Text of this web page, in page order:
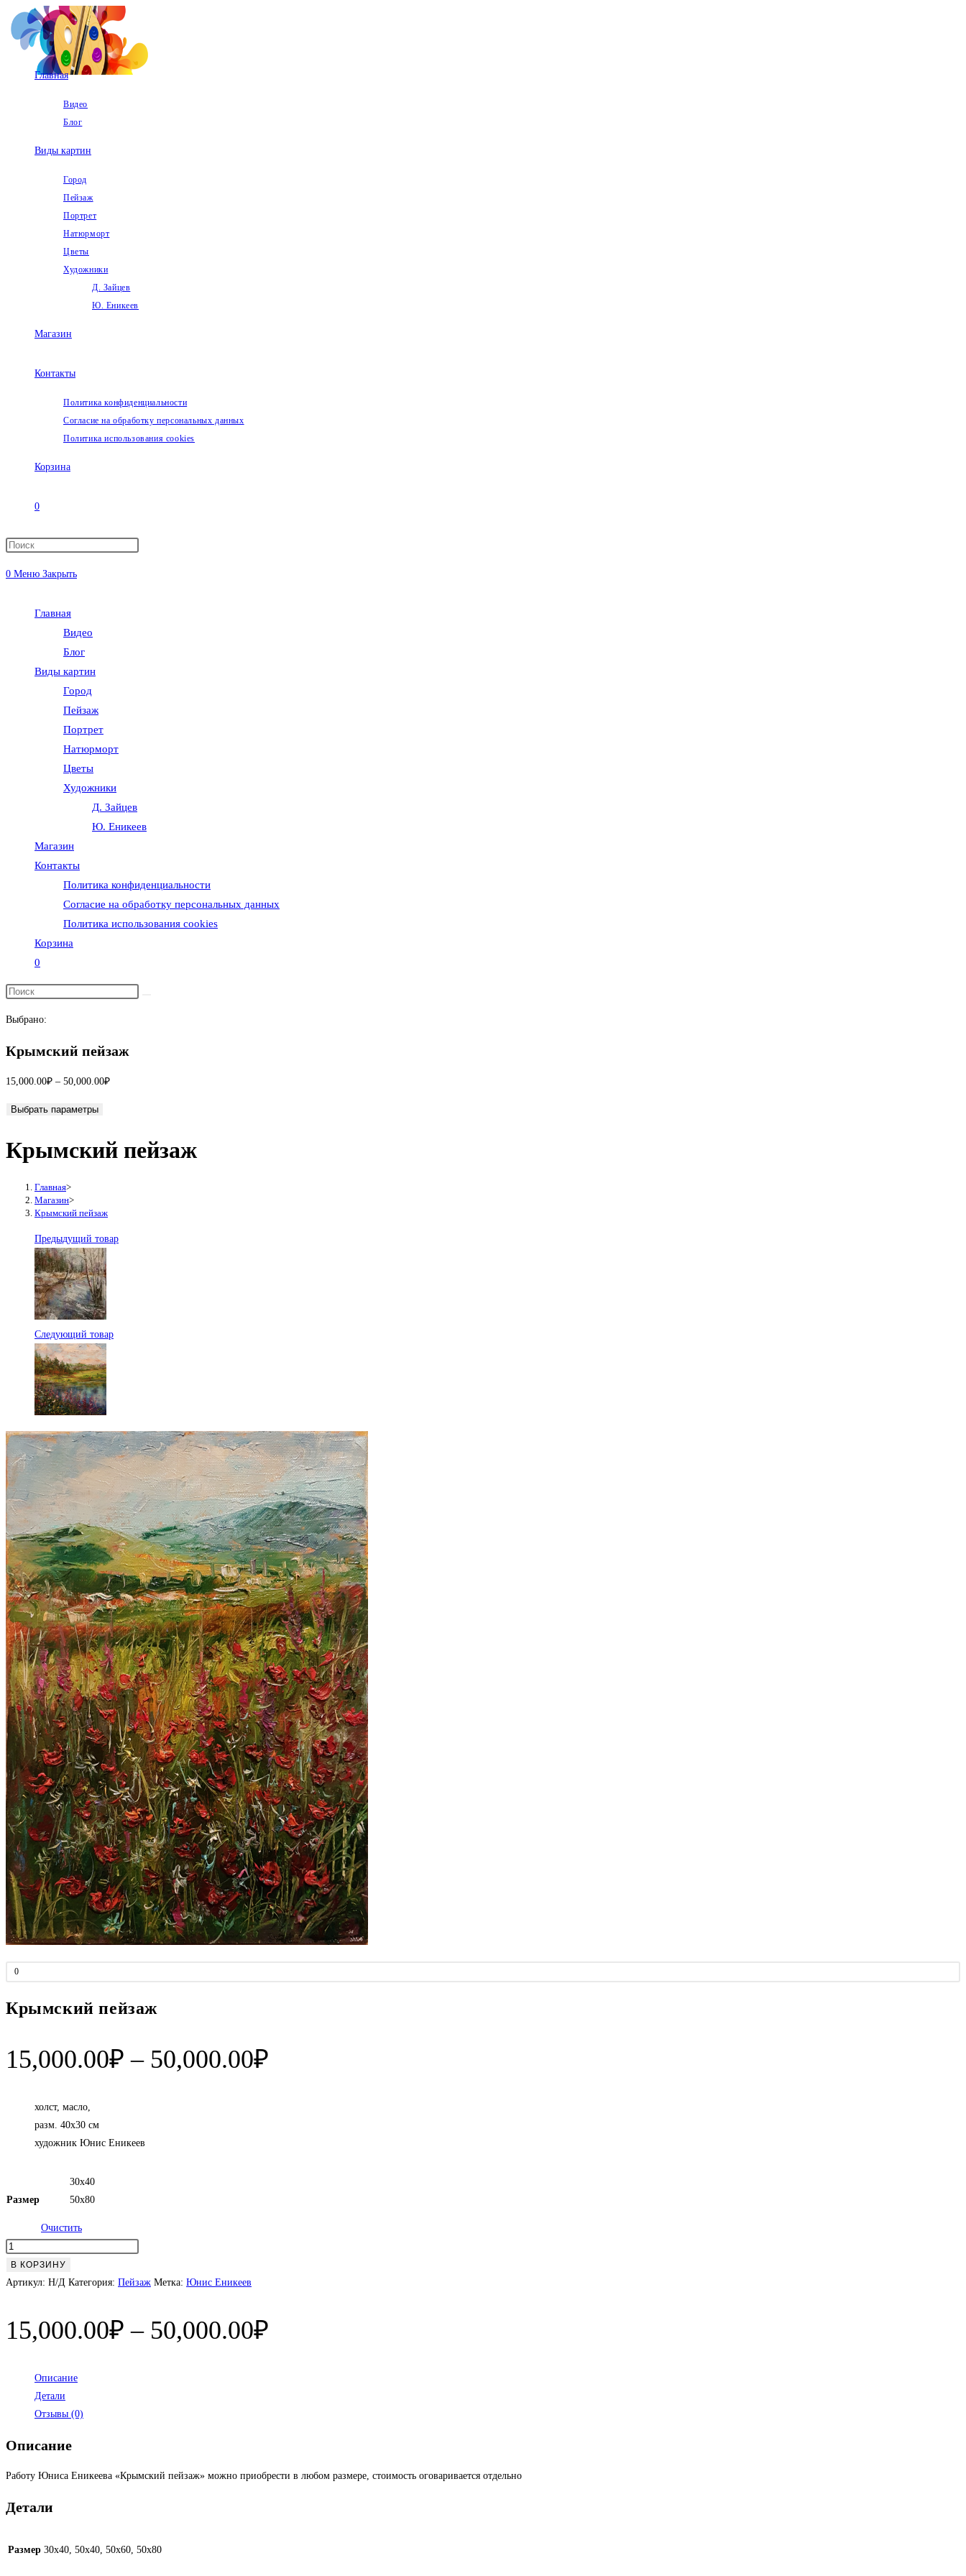
Перейти
содержимому
Главная
Видео
Блог
Виды картин
Город
Пейзаж
Портрет
Натюрморт
Цветы
Художники
Д. Зайцев
Ю. Еникеев
Магазин
Контакты
Политика конфиденциальности
Согласие на обработку персональных данных
Политика использования cookies
Корзина
0
Переключить
0 Меню Закрыть
Главная
Видео
Блог
Виды картин
Город
Пейзаж
Портрет
Натюрморт
Цветы
Художники
Д. Зайцев
Ю. Еникеев
Магазин
Контакты
Политика конфиденциальности
Согласие на обработку персональных данных
Политика использования cookies
Корзина
0
поиск
по
сайту
Выбрано:
Крымский пейзаж
15,000.00₽ – 50,000.00₽Диапазон
50,000.00₽
Выбрать параметры
Крымский пейзаж
Главная>
Магазин>
Крымский пейзаж
Предыдущий товар
Следующий товар
0
Крымский пейзаж
15,000.00₽ – 50,000.00₽
холст, масло,
разм. 40х30 см
художник Юнис Еникеев
Размер
30х40
50х80
Очистить
Количество
товара
Крымский
В КОРЗИНУ
Артикул: Н/Д Категория: Пейзаж Метка: Юнис Еникеев
15,000.00₽ – 50,000.00₽
Описание
Детали
Отзывы (0)
Описание
Работу Юниса Еникеева «Крымский пейзаж» можно приобрести в любом размере, стоимость оговаривается отдельно
Детали
Размер 30х40, 50х40, 50х60, 50х80